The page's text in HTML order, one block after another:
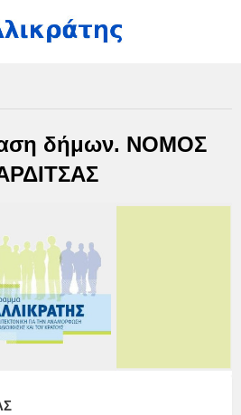
δήμων. ΝΟΜΟΣ